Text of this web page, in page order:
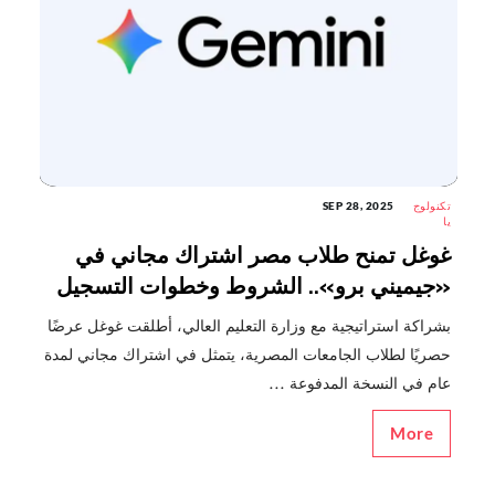
تكنولوج
يا
SEP 28, 2025
غوغل تمنح طلاب مصر اشتراك مجاني في
«جيميني برو».. الشروط وخطوات التسجيل
بشراكة استراتيجية مع وزارة التعليم العالي، أطلقت غوغل عرضًا
حصريًا لطلاب الجامعات المصرية، يتمثل في اشتراك مجاني لمدة
عام في النسخة المدفوعة ...
More